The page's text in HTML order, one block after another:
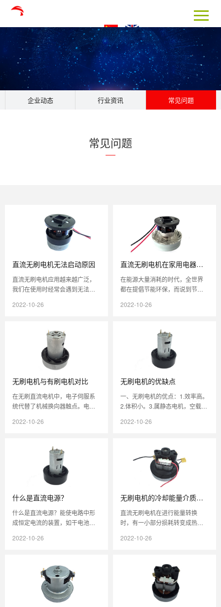
企业动态 行业资讯 常见问题
常见问题
直流无刷电机无法启动原因
直流无刷电机应用越来越广泛，
我们在使用时经常会遇到无法启
怎么还是启动不了？1、电源缺失
2022-10-26
直流无刷电机在家用电器中
的应用
在能源大量消耗的时代，全世界
都在提倡节能环保，而说到节
的优势，在同样的功率之下，能
2022-10-26
无刷电机与有刷电机对比
在无刷直流电机中，电子伺服系
统代替了机械换向器触点。电子
半导体开关，如晶体管开关和电
2022-10-26
无刷电机的优缺点
一、无刷电机的优点：1.效率高。
2.体积小。3.属静态电机，空载电
械换向，性能可靠、永无...
2022-10-26
什么是直流电源？
什么是直流电源？能使电路中形
成恒定电流的装置，如干电池、
流电源。 在24V电压范围内又叫2
2022-10-26
无刷电机的冷却能量介质有
哪些
直流无刷电机在进行能量转换
时，有一小部分损耗转变成热
不断将热量散发出去，这个散发
2022-10-26